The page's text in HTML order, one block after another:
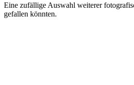
Eine zufällige Auswahl weiterer
gefallen könnten.